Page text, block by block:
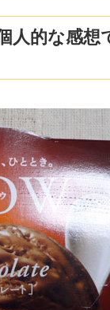
人的な感